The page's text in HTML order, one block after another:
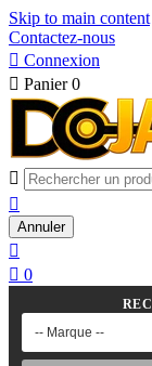
Skip to main content
Contactez-nous
 Connexion
 Panier 0


Annuler

 0